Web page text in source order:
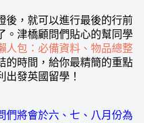
後，就可以進行最後的行前
。津橋顧問們貼心的幫同學
人包：必備資料、物品總整
的時間，給你最精簡的重點
出發英國留學！
將會於六、七、八月份為